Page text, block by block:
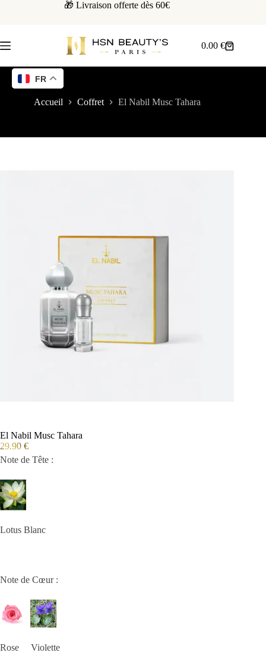
🎁 Livraison offerte dès 60€
0.00€
Accueil Coffret El Nabil Musc Tahara
El Nabil Musc Tahara
29.90 €
Note de Tête :
Lotus Blanc
Note de Cœur :
Rose Violette
FR